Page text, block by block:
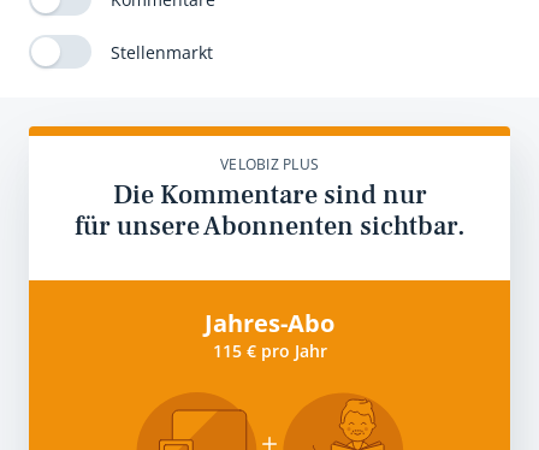
Stellenmarkt
VELOBIZ PLUS
Die Kommentare sind nur
für unsere Abonnenten sichtbar.
Jahres-Abo
115 € pro Jahr